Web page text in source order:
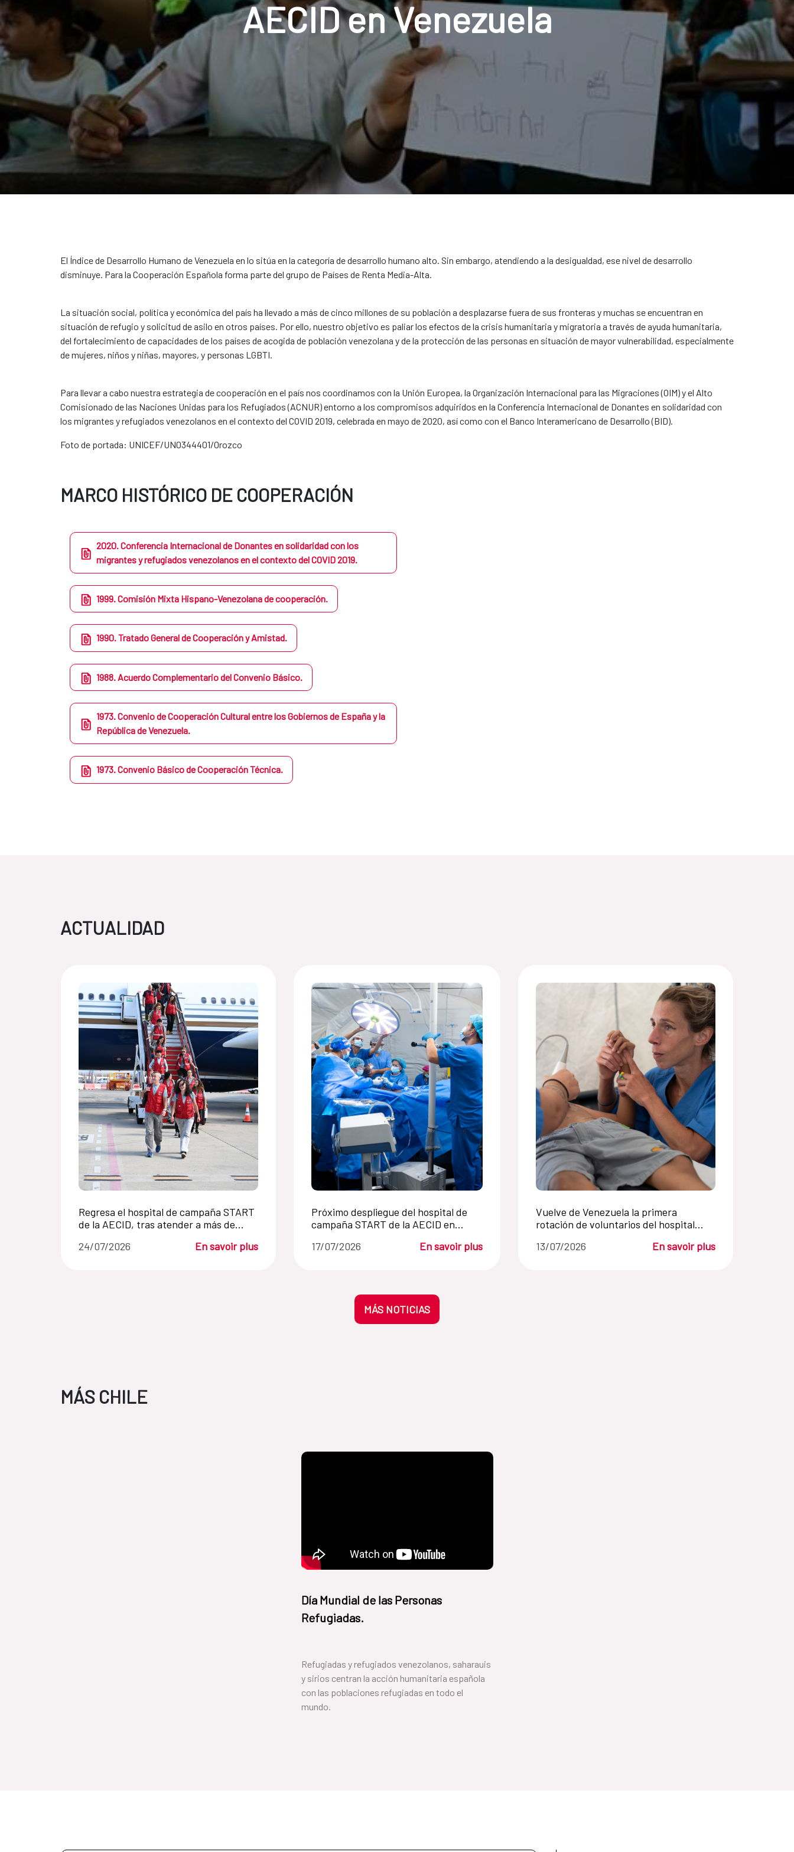
AECID en Venezuela
El Índice de Desarrollo Humano de Venezuela en lo sitúa en la categoría de desarrollo humano alto. Sin embargo, atendiendo a la desigualdad, ese nivel de desarrollo
disminuye. Para la Cooperación Española forma parte del grupo de Países de Renta Media-Alta.
La situación social, política y económica del país ha llevado a más de cinco millones de su población a desplazarse fuera de sus fronteras y muchas se encuentran en
situación de refugio y solicitud de asilo en otros países. Por ello, nuestro objetivo es paliar los efectos de la crisis humanitaria y migratoria a través de ayuda humanitaria,
del fortalecimiento de capacidades de los países de acogida de población venezolana y de la protección de las personas en situación de mayor vulnerabilidad, especialmente
de mujeres, niños y niñas, mayores, y personas LGBTI.
Para llevar a cabo nuestra estrategia de cooperación en el país nos coordinamos con la Unión Europea, la Organización Internacional para las Migraciones (OIM) y el Alto
Comisionado de las Naciones Unidas para los Refugiados (ACNUR) entorno a los compromisos adquiridos en la Conferencia Internacional de Donantes en solidaridad con
los migrantes y refugiados venezolanos en el contexto del COVID 2019, celebrada en mayo de 2020, así como con el Banco Interamericano de Desarrollo (BID).
Foto de portada: UNICEF/UN0344401/Orozco
MARCO HISTÓRICO DE COOPERACIÓN
2020. Conferencia Internacional de Donantes en solidaridad con los
migrantes y refugiados venezolanos en el contexto del COVID 2019.
1999. Comisión Mixta Hispano-Venezolana de cooperación.
1990. Tratado General de Cooperación y Amistad.
1988. Acuerdo Complementario del Convenio Básico.
1973. Convenio de Cooperación Cultural entre los Gobiernos de España y la
República de Venezuela.
1973. Convenio Básico de Cooperación Técnica.
ACTUALIDAD
Regresa el hospital de campaña START
de la AECID, tras atender a más de
24/07/2026 En savoir plus
Próximo despliegue del hospital de
campaña START de la AECID en
17/07/2026 En savoir plus
Vuelve de Venezuela la primera
rotación de voluntarios del hospital
atendidos
13/07/2026 En savoir plus
MÁS NOTICIAS
MÁS CHILE
​Día Mundial de las Personas
Refugiadas.
Refugiadas y refugiados venezolanos, saharauis
y sirios centran la acción humanitaria española
con las poblaciones refugiadas en todo el
mundo.